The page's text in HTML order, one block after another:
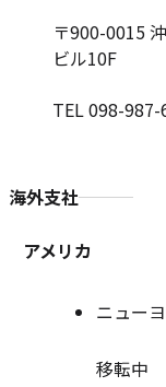
〒900-0015
ビル10F
TEL 098-987-
海外支社
アメリカ
ニュー
移転中